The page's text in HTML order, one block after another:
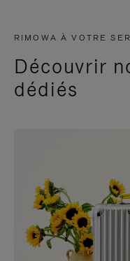
RIMOWA À VOTRE
Découvrir
dédiés